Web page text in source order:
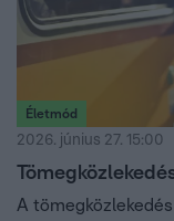
Életmód
2026. június 27. 15:00
A